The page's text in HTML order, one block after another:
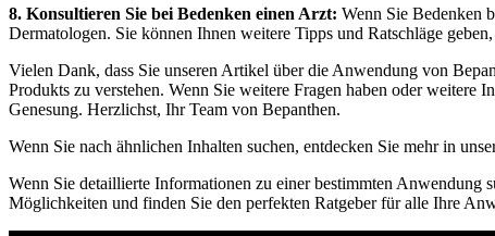
8. Konsultieren Sie bei Bedenken einen Arzt: Wenn Sie Bedenken
Dermatologen. Sie können Ihnen weitere Tipps und Ratschläge
Vielen Dank, dass Sie unseren Artikel über die Anwendung von
Produkts zu verstehen. Wenn Sie weitere Fragen haben oder
Genesung. Herzlichst, Ihr Team von Bepanthen.
Wenn Sie nach ähnlichen Inhalten suchen, entdecken Sie mehr in
Wenn Sie detaillierte Informationen zu einer bestimmten Anwendung
Möglichkeiten und finden Sie den perfekten Ratgeber für alle Ihre